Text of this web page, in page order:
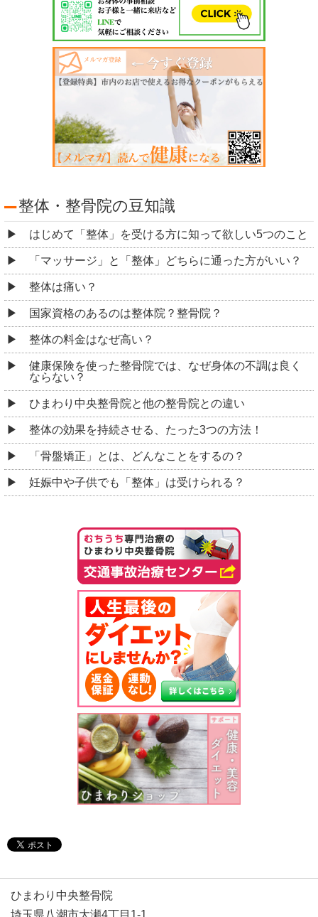
整体・整骨院の豆知識
はじめて「整体」を受ける方に知って欲しい5つのこと
「マッサージ」と「整体」どちらに通った方がいい？
整体は痛い？
国家資格のあるのは整体院？整骨院？
整体の料金はなぜ高い？
健康保険を使った整骨院では、なぜ身体の不調は良く
ならない？
ひまわり中央整骨院と他の整骨院との違い
整体の効果を持続させる、たった3つの方法！
「骨盤矯正」とは、どんなことをするの？
妊娠中や子供でも「整体」は受けられる？
ひまわり中央整骨院
埼玉県八潮市大瀬4丁目1-1